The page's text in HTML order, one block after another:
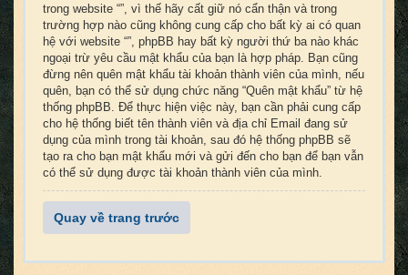
trong website “”, vì thế hãy cất giữ nó cẩn thận và trong
trường hợp nào cũng không cung cấp cho bất kỳ ai có quan
hệ với website “”, phpBB hay bất kỳ người thứ ba nào khác
ngoại trừ yêu cầu mật khẩu của bạn là hợp pháp. Bạn cũng
đừng nên quên mật khẩu tài khoản thành viên của mình, nếu
quên, bạn có thể sử dụng chức năng “Quên mật khẩu” từ hệ
thống phpBB. Để thực hiện việc này, bạn cần phải cung cấp
cho hệ thống biết tên thành viên và địa chỉ Email đang sử
dụng của mình trong tài khoản, sau đó hệ thống phpBB sẽ
tạo ra cho bạn mật khẩu mới và gửi đến cho bạn để bạn vẫn
có thể sử dụng được tài khoản thành viên của mình.
Quay về trang trước